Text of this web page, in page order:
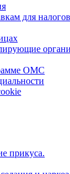
для
ОМС
прикуса.